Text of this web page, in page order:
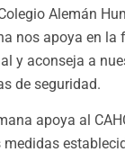
Alemán
nos apoya en la
y aconseja a
de seguridad.
apoya al